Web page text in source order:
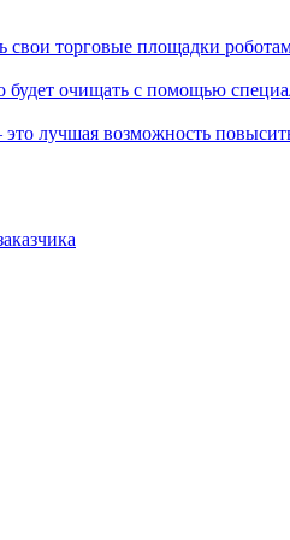
свои торговые площадки
очищать с помощью
лучшая возможность